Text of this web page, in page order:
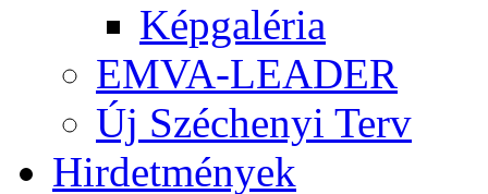
Képgaléria
EMVA-LEADER
Új Széchenyi Terv
Hirdetmények